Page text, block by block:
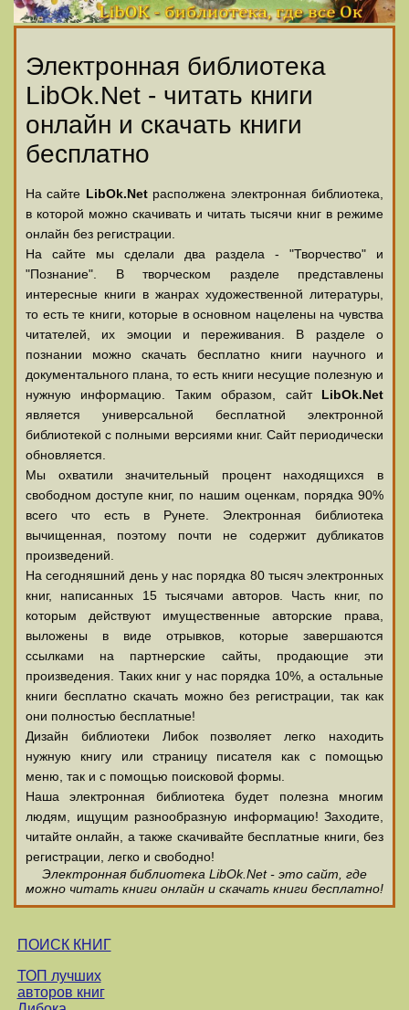
Электронная библиотека
LibOk.Net - читать книги
онлайн и скачать книги
бесплатно
На сайте LibOk.Netрасполжена электронная библиотека,
в которой можно скачивать и читать тысячи книг в режиме
онлайн без регистрации.
На сайте мы сделали два раздела - "Творчество" и
"Познание". В творческом разделе представлены
интересные книги в жанрах художественной литературы,
то есть те книги, которые в основном нацелены на чувства
читателей, их эмоции и переживания. В разделе о
познании можно скачать бесплатно книги научного и
документального плана, то есть книги несущие полезную и
нужную информацию. Таким образом, сайт LibOk.Net
является универсальной бесплатной электронной
библиотекой с полными версиями книг. Сайт периодически
обновляется.
Мы охватили значительный процент находящихся в
свободном доступе книг, по нашим оценкам, порядка 90%
всего что есть в Рунете. Электронная библиотека
вычищенная, поэтому почти не содержит дубликатов
произведений.
На сегодняшний день у нас порядка 80 тысяч электронных
книг, написанных 15 тысячами авторов. Часть книг, по
которым действуют имущественные авторские права,
выложены в виде отрывков, которые завершаются
ссылками на партнерские сайты, продающие эти
произведения. Таких книг у нас порядка 10%, а остальные
книги бесплатно скачать можно без регистрации, так как
они полностью бесплатные!
Дизайн библиотеки Либок позволяет легко находить
нужную книгу или страницу писателя как с помощью
меню, так и с помощью поисковой формы.
Наша электронная библиотека будет полезна многим
людям, ищущим разнообразную информацию! Заходите,
читайте онлайн, а также скачивайте бесплатные книги, без
регистрации, легко и свободно!
Электронная библиотека LibOk.Net - это сайт, где
можно читать книги онлайн и скачать книги бесплатно!
ПОИСК КНИГ
ТОП лучших
авторов книг